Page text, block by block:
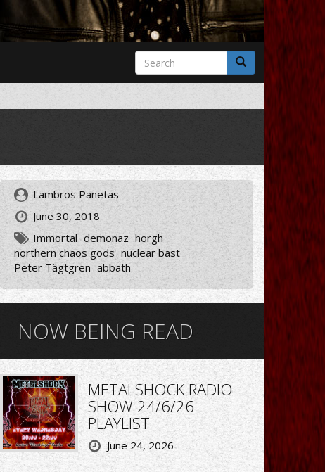
Search
form
Search
Lambros Panetas
June 30, 2018
Immortal demonaz horgh
northern chaos gods nuclear bast
Peter Tägtgren abbath
NOW BEING READ
METALSHOCK RADIO
SHOW 24/6/26
PLAYLIST
June 24, 2026